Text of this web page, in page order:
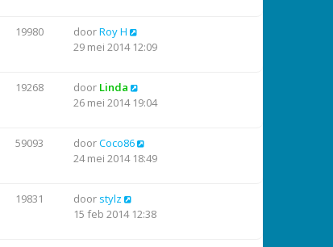
19980 doorRoy H
29 mei 2014 12:09
19268 door Linda
26 mei 2014 19:04
59093 doorCoco86
24 mei 2014 18:49
19831 door stylz
15 feb 2014 12:38